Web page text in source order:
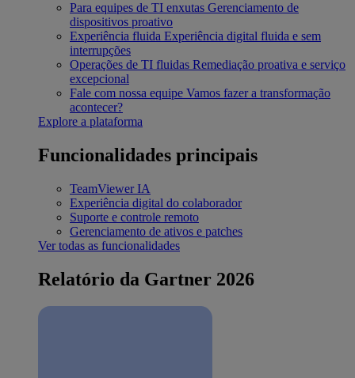
Para equipes de TI enxutas Gerenciamento de
dispositivos proativo
Experiência fluida Experiência digital fluida e sem
interrupções
Operações de TI fluidas Remediação proativa e serviço
excepcional
Fale com nossa equipe Vamos fazer a transformação
acontecer?
Explore a plataforma
Funcionalidades principais
TeamViewer IA
Experiência digital do colaborador
Suporte e controle remoto
Gerenciamento de ativos e patches
Ver todas as funcionalidades
Relatório da Gartner 2026